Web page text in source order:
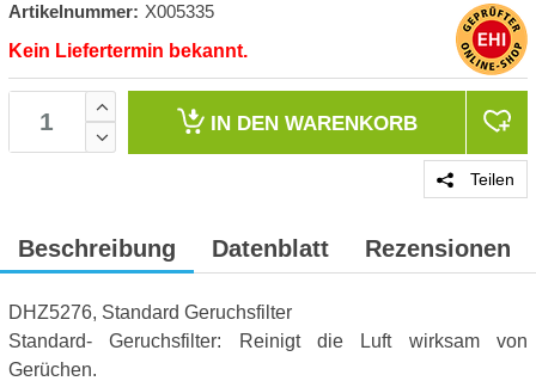
Artikelnummer: X005335
Kein Liefertermin bekannt.
IN DEN WARENKORB
Teilen
Beschreibung Datenblatt Rezensionen
DHZ5276, Standard Geruchsfilter
Standard- Geruchsfilter: Reinigt die Luft wirksam von
Gerüchen.